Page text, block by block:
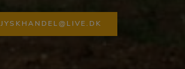
JYSKHANDEL@LIVE.DK